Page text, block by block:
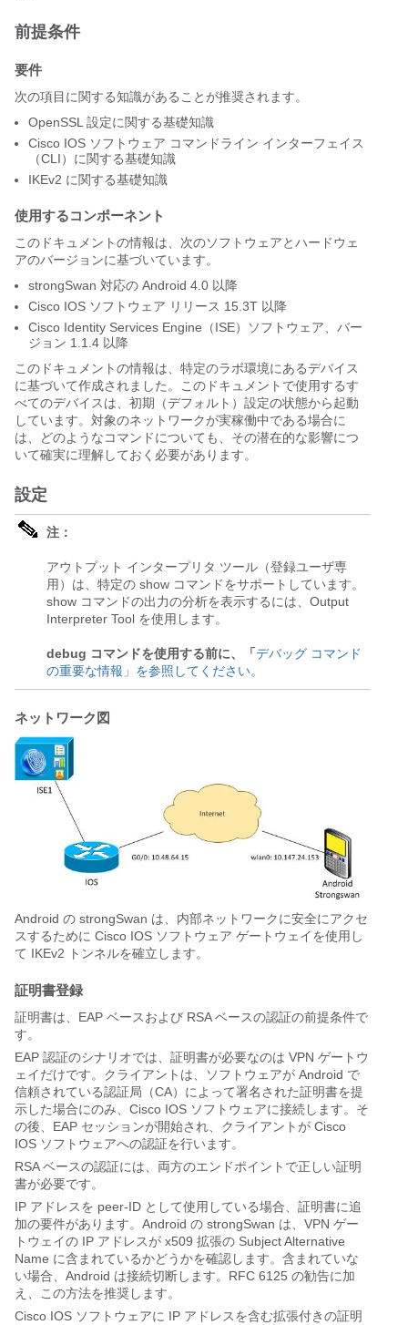
前提条件
要件
次の項目に関する知識があることが推奨されます。
OpenSSL 設定に関する基礎知識
Cisco IOS ソフトウェア コマンドライン インターフェイス
（CLI）に関する基礎知識
IKEv2 に関する基礎知識
使用するコンポーネント
このドキュメントの情報は、次のソフトウェアとハードウェ
アのバージョンに基づいています。
strongSwan 対応の Android 4.0 以降
Cisco IOS ソフトウェア リリース 15.3T 以降
Cisco Identity Services Engine（ISE）ソフトウェア、バー
ジョン 1.1.4 以降
このドキュメントの情報は、特定のラボ環境にあるデバイス
に基づいて作成されました。このドキュメントで使用するす
べてのデバイスは、初期（デフォルト）設定の状態から起動
しています。対象のネットワークが実稼働中である場合に
は、どのようなコマンドについても、その潜在的な影響につ
いて確実に理解しておく必要があります。
設定
注：
アウトプット インタープリタ ツール（登録ユーザ専
用）は、特定の show コマンドをサポートしています。
show コマンドの出力の分析を表示するには、Output
Interpreter Tool を使用します。
debug コマンドを使用する前に、「 デバッグ コマンド
の重要な情報」を参照してください。
ネットワーク図
Android の strongSwan は、内部ネットワークに安全にアクセ
スするために Cisco IOS ソフトウェア ゲートウェイを使用し
て IKEv2 トンネルを確立します。
証明書登録
証明書は、EAP ベースおよび RSA ベースの認証の前提条件で
す。
EAP 認証のシナリオでは、証明書が必要なのは VPN ゲートウ
ェイだけです。クライアントは、ソフトウェアが Android で
信頼されている認証局（CA）によって署名された証明書を提
示した場合にのみ、Cisco IOS ソフトウェアに接続します。そ
の後、EAP セッションが開始され、クライアントが Cisco
IOS ソフトウェアへの認証を行います。
RSA ベースの認証には、両方のエンドポイントで正しい証明
書が必要です。
IP アドレスを peer-ID として使用している場合、証明書に追
加の要件があります。Android の strongSwan は、VPN ゲー
トウェイの IP アドレスが x509 拡張の Subject Alternative
Name に含まれているかどうかを確認します。含まれていな
い場合、Android は接続切断します。RFC 6125 の勧告に加
え、この方法を推奨します。
Cisco IOS ソフトウェアに IP アドレスを含む拡張付きの証明